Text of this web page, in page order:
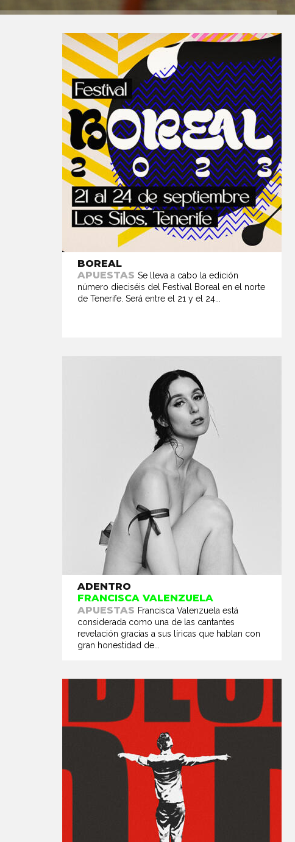
BOREAL
APUESTAS Se lleva a cabo la edición
número dieciséis del Festival Boreal en el norte
de Tenerife. Será entre el 21 y el 24...
ADENTRO
FRANCISCA VALENZUELA
APUESTAS Francisca Valenzuela está
considerada como una de las cantantes
revelación gracias a sus líricas que hablan con
gran honestidad de...